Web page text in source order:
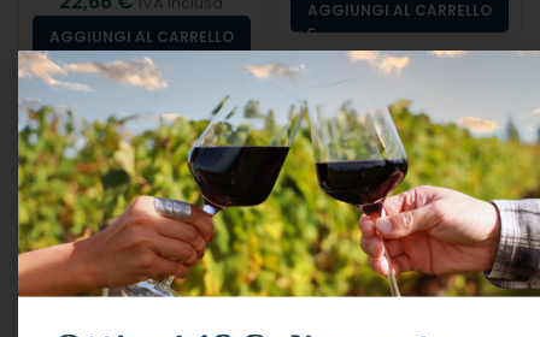
AGGIUNGI AL CARRELLO
AGGIUNGI AL CARRELLO